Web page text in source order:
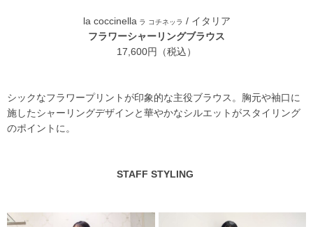
la coccinella ラ コチネッラ / イタリア
フラワーシャーリングブラウス
17,600円（税込）
シックなフラワープリントが印象的な主役ブラウス。胸元や袖口に
施したシャーリングデザインと華やかなシルエットがスタイリング
のポイントに。
STAFF STYLING